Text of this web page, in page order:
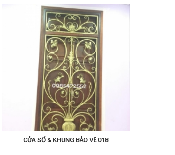
CỬA SỔ & KHUNG BẢO VỆ 018